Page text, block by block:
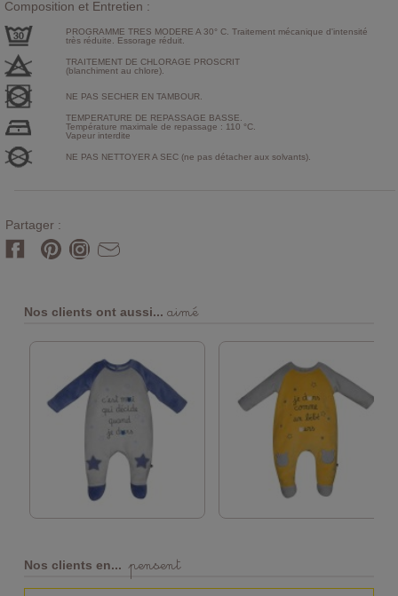
Composition et Entretien :
PROGRAMME TRES MODERE A 30° C. Traitement mécanique d'intensité
très réduite. Essorage réduit.
TRAITEMENT DE CHLORAGE PROSCRIT
(blanchiment au chlore).
NE PAS SECHER EN TAMBOUR.
TEMPERATURE DE REPASSAGE BASSE.
Température maximale de repassage : 110 °C.
Vapeur interdite
NE PAS NETTOYER A SEC (ne pas détacher aux solvants).
Partager :
Nos clients ont aussi... aimé
Nos clients en... pensent